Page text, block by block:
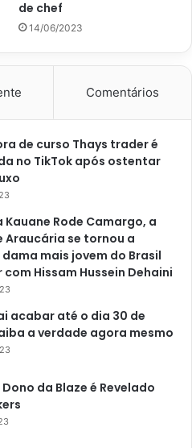
o leite com um ovo
sobre a superfície com
formar um disco de 2cm de
a receita britânica, corte a
asse por cerca de
scones estejam dourados
esfriar antes de servir.
de cranberry e laranja é
da tarde, o mais
de chef
14/06/2023
Comentários
de curso Thays trader é
no TikTok após ostentar
Kauane Rode Camargo, a
Araucária se tornou a
mais jovem do Brasil
Hissam Hussein Dehaini
acabar até o dia 30 de
a verdade agora mesmo
da Blaze é Revelado